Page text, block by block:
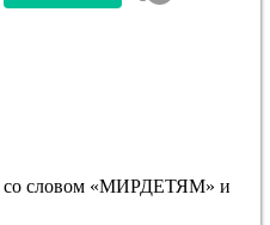
со словом «МИРДЕТЯМ» и